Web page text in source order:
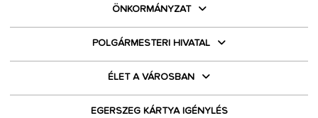
ÖNKORMÁNYZAT
POLGÁRMESTERI HIVATAL
ÉLET A VÁROSBAN
EGERSZEG KÁRTYA IGÉNYLÉS